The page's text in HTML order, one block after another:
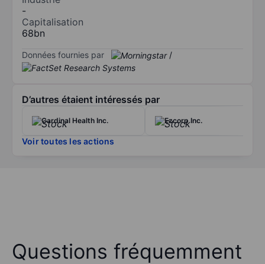
-
Capitalisation
68bn
Données fournies par /
D’autres étaient intéressés par
Cardinal Health Inc. Ezcorp Inc.
Voir toutes les actions
Questions fréquemment